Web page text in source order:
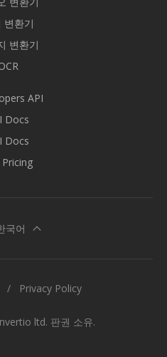
변환기
변환기
API
Docs
Docs
국어
ltd. 판권 소유.
Privacy Policy